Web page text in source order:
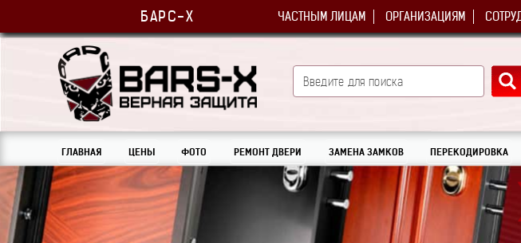
БАРС-Х ЧАСТНЫМ ЛИЦАМ ОРГАНИЗАЦИЯМ
ГЛАВНАЯ ЦЕНЫ ФОТО РЕМОНТ ДВЕРИ ЗАМЕНА ЗАМКОВ ПЕРЕКОДИРОВКА